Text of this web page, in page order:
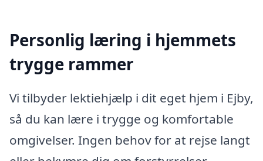
Personlig læring i hjemmets
trygge rammer
Vi tilbyder lektiehjælp i dit eget hjem i Ejby,
så du kan lære i trygge og komfortable
omgivelser. Ingen behov for at rejse langt